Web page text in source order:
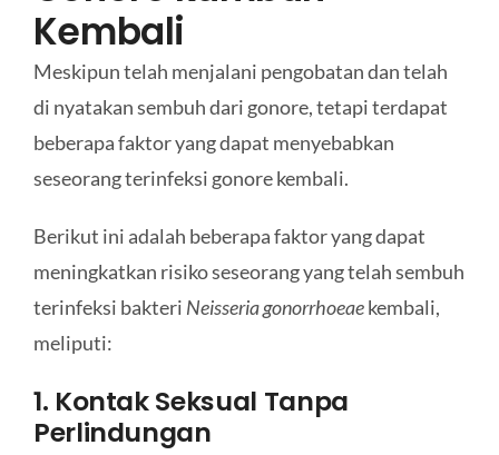
Kembali
Meskipun telah menjalani pengobatan dan telah
di nyatakan sembuh dari gonore, tetapi terdapat
beberapa faktor yang dapat menyebabkan
seseorang terinfeksi gonore kembali.
Berikut ini adalah beberapa faktor yang dapat
meningkatkan risiko seseorang yang telah sembuh
terinfeksi bakteri Neisseria gonorrhoeaekembali,
meliputi:
1. Kontak Seksual Tanpa
Perlindungan